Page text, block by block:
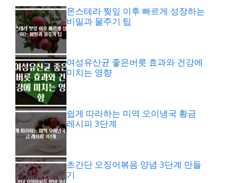
몬스테라 찢잎 이후 빠르게 성장하는
비밀과 물주기 팁
여성유산균 좋은버릇 효과와 건강에
미치는 영향
쉽게 따라하는 미역 오이냉국 황금
레시피 3단계
초간단 오징어볶음 양념 3단계 만들
기